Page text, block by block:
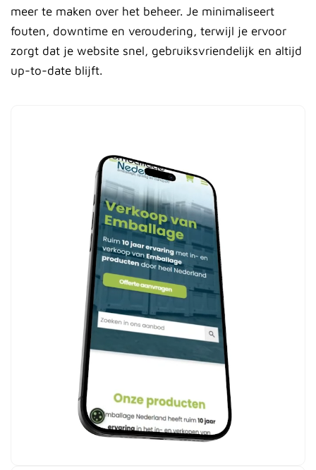
meer te maken over het beheer. Je minimaliseert
fouten, downtime en veroudering, terwijl je ervoor
zorgt dat je website snel, gebruiksvriendelijk en altijd
up-to-date blijft.